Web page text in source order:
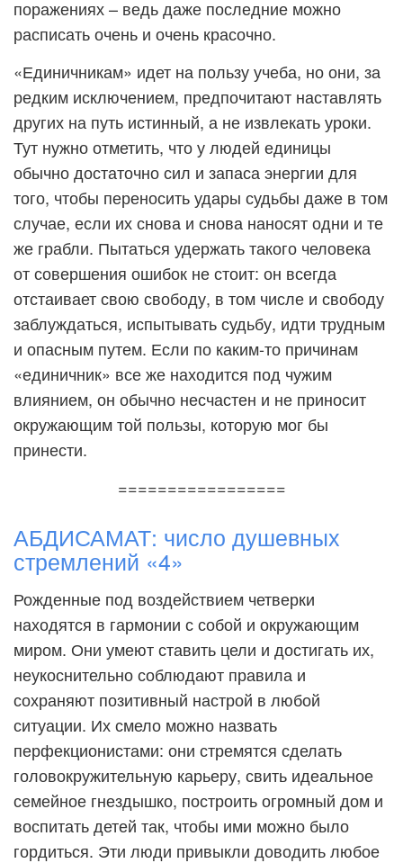
поражениях – ведь даже последние можно
расписать очень и очень красочно.
«Единичникам» идет на пользу учеба, но они, за
редким исключением, предпочитают наставлять
других на путь истинный, а не извлекать уроки.
Тут нужно отметить, что у людей единицы
обычно достаточно сил и запаса энергии для
того, чтобы переносить удары судьбы даже в том
случае, если их снова и снова наносят одни и те
же грабли. Пытаться удержать такого человека
от совершения ошибок не стоит: он всегда
отстаивает свою свободу, в том числе и свободу
заблуждаться, испытывать судьбу, идти трудным
и опасным путем. Если по каким-то причинам
«единичник» все же находится под чужим
влиянием, он обычно несчастен и не приносит
окружающим той пользы, которую мог бы
принести.
=================
АБДИСАМАТ: число душевных
стремлений «4»
Рожденные под воздействием четверки
находятся в гармонии с собой и окружающим
миром. Они умеют ставить цели и достигать их,
неукоснительно соблюдают правила и
сохраняют позитивный настрой в любой
ситуации. Их смело можно назвать
перфекционистами: они стремятся сделать
головокружительную карьеру, свить идеальное
семейное гнездышко, построить огромный дом и
воспитать детей так, чтобы ими можно было
гордиться. Эти люди привыкли доводить любое